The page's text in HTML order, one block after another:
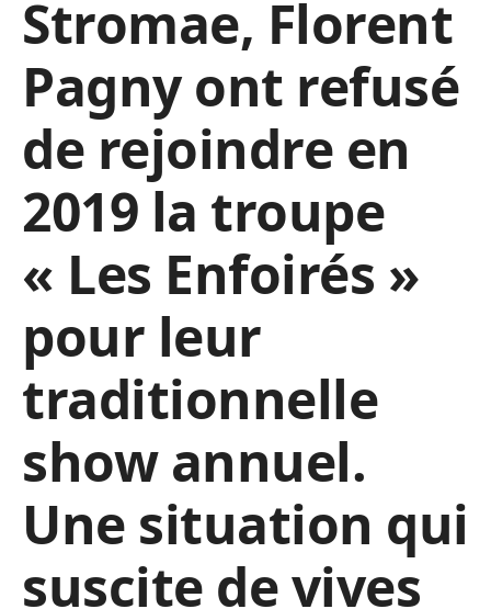
Stromae, Florent
Pagny ont refusé
de rejoindre en
2019 la troupe
« Les Enfoirés »
pour leur
traditionnelle
show annuel.
Une situation qui
suscite de vives